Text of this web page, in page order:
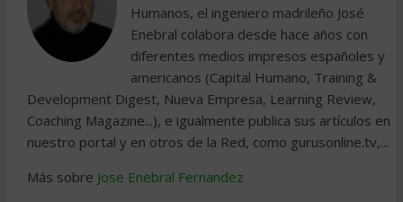
Humanos, el ingeniero madrileño José
Enebral colabora desde hace años con
diferentes medios impresos españoles y
americanos (Capital Humano, Training &
Development Digest, Nueva Empresa, Learning Review,
Coaching Magazine...), e igualmente publica sus artículos en
nuestro portal y en otros de la Red, como gurusonline.tv,...
Más sobre Jose Enebral Fernandez